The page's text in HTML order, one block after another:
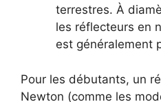
terrestres. À
les réflecteurs en
est généralement
Pour les débutants, un
Newton (comme les